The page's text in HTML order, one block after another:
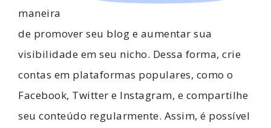
maneira
de promover seu blog e aumentar sua
visibilidade em seu nicho. Dessa forma, crie
contas em plataformas populares, como o
Facebook, Twitter e Instagram, e compartilhe
seu conteúdo regularmente. Assim, é possível